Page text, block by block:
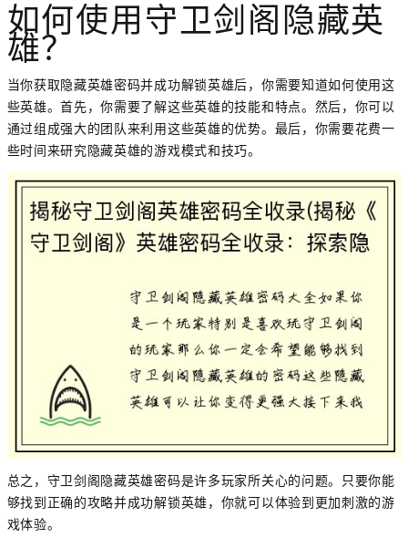
如何使用守卫剑阁隐藏英
雄？
当你获取隐藏英雄密码并成功解锁英雄后，你需要知道如何使用这
些英雄。首先，你需要了解这些英雄的技能和特点。然后，你可以
通过组成强大的团队来利用这些英雄的优势。最后，你需要花费一
些时间来研究隐藏英雄的游戏模式和技巧。
总之，守卫剑阁隐藏英雄密码是许多玩家所关心的问题。只要你能
够找到正确的攻略并成功解锁英雄，你就可以体验到更加刺激的游
戏体验。